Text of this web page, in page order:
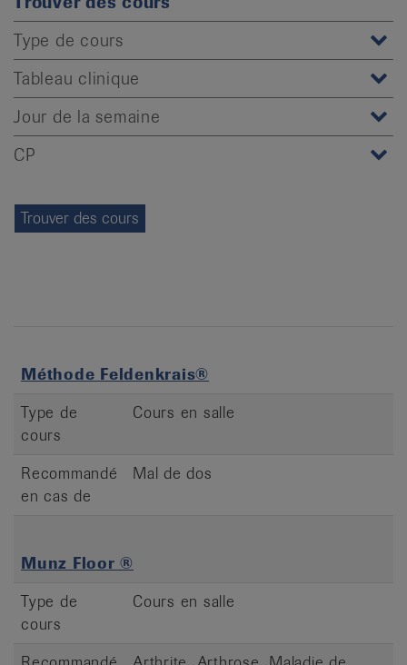
Type de cours
Tableau clinique
Jour de la semaine
CP
Méthode Feldenkrais®
Type de
cours
Cours en salle
Recommandé
en cas de
Mal de dos
Munz Floor ®
Type de
cours
Cours en salle